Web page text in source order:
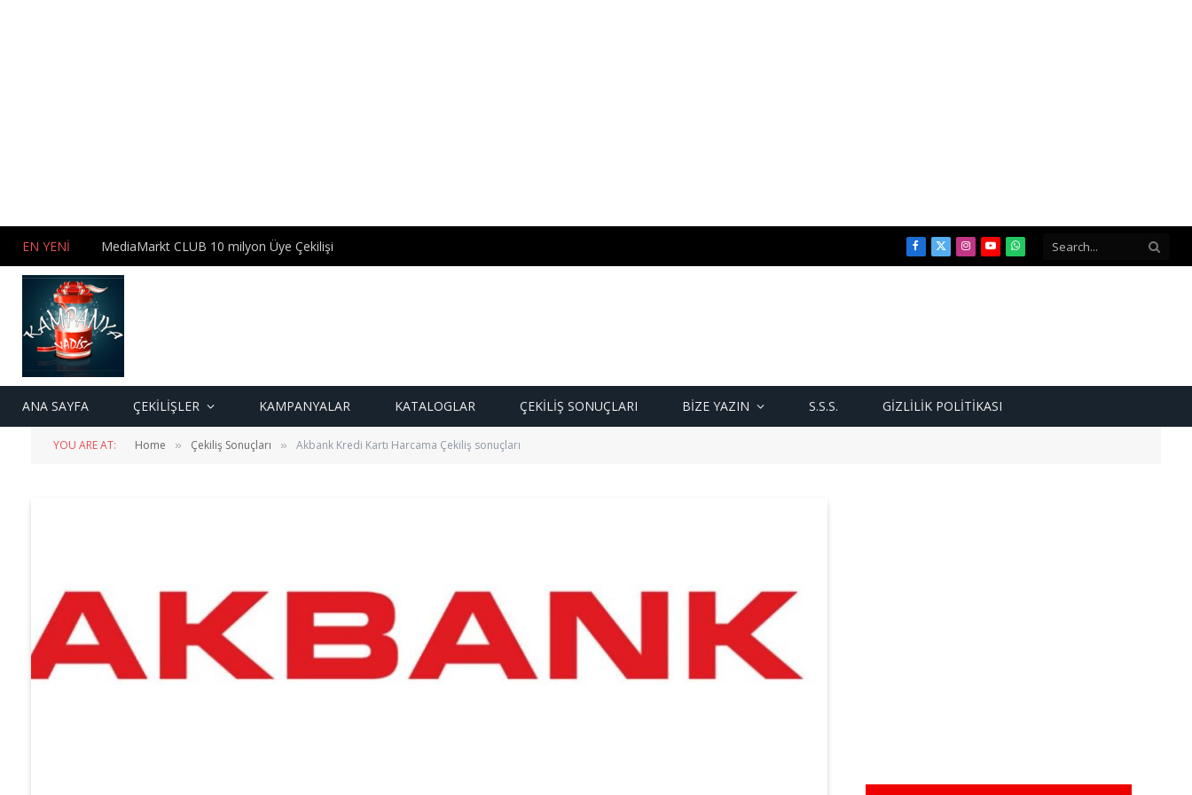
EN YENİ MediaMarkt CLUB 10 milyon Üye Çekilişi Facebook
X
Instagram
YouTubeWhatsApp
ANA SAYFA ÇEKİLİŞLER KAMPANYALAR KATALOGLAR ÇEKİLİŞ SONUÇLARI BIZE YAZIN S.S.S. GIZLILIK POLITIKASI
YOU ARE AT: Home » Çekiliş Sonuçları » Akbank Kredi Kartı Harcama Çekiliş sonuçları